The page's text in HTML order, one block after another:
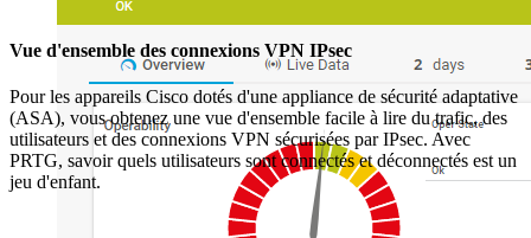
Vue d'ensemble des connexions VPN IPsec
Pour les appareils Cisco dotés d'une appliance de sécurité adaptative
(ASA), vous obtenez une vue d'ensemble facile à lire du trafic, des
utilisateurs et des connexions VPN sécurisées par IPsec. Avec
PRTG, savoir quels utilisateurs sont connectés et déconnectés est un
jeu d'enfant.